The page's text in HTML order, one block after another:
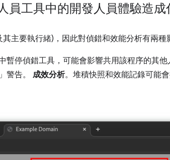
員工具中的開發人員體驗造成
主要執行緒)，因此對偵錯和效能分析有兩種
暫停偵錯工具，可能會影響共用該程序的其
警告。 成效分析。堆積快照和效能記錄可能